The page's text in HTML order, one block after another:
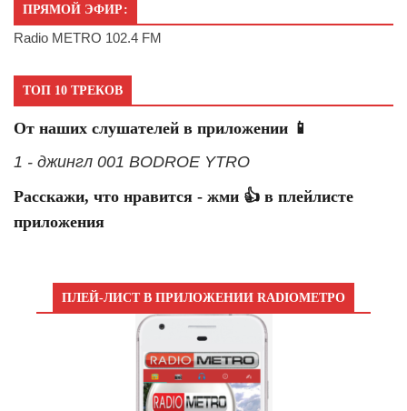
ПРЯМОЙ ЭФИР:
Radio METRO 102.4 FM
ТОП 10 ТРЕКОВ
От наших слушателей в приложении 📱
1 - джингл 001 BODROE YTRO
Расскажи, что нравится - жми 👍 в плейлисте
приложения
ПЛЕЙ-ЛИСТ В ПРИЛОЖЕНИИ RADIOМЕТРО